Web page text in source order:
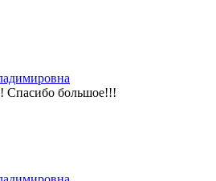
Спасибо большое!!!